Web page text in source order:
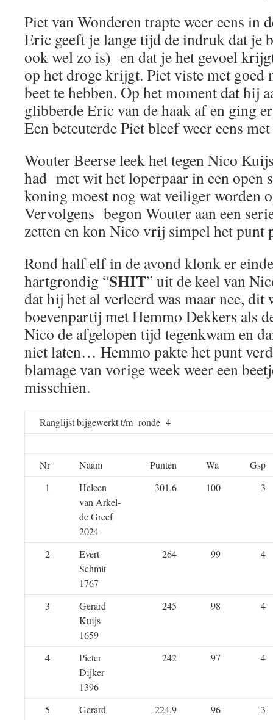
Piet van Wonderen trapte weer eens in
Eric geeft je lange tijd de indruk dat je
ook wel zo is) en dat je het gevoel
op het droge krijgt. Piet viste met goed
beet te hebben. Op het moment dat hij
glibberde Eric van de haak af en ging
Een beteuterde Piet bleef weer eens
Wouter Beerse leek het tegen Nico
had met wit het loperpaar in een open
koning moest nog wat veiliger worden
Vervolgens begon Wouter aan een
zetten en kon Nico vrij simpel het punt
Rond half elf in de avond klonk er
hartgrondig “SHIT” uit de keel van
dat hij het al verleerd was maar nee, dit
boevenpartij met Hemmo Dekkers als
Nico de afgelopen tijd tegenkwam en
niet laten… Hemmo pakte het punt
blamage van vorige week weer een
misschien.
Ranglijst bijgewerkt t/m ronde 4
Nr Naam Punten Wa
Gsp
1
Heleen
van Arkel-
de Greef
2024
301,6 100 3
2
Evert
Schmit
1767
264 99 4
3
Gerard
Kuijs
1659
245 98 4
4
Pieter
Dijker
1396
242 97 4
5
Gerard
224,9 96 3